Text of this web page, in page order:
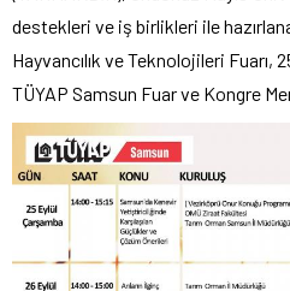
destekleri ve iş birlikleri ile
Hayvancılık ve Teknolojileri Fuarı,
TÜYAP Samsun Fuar ve Kongre